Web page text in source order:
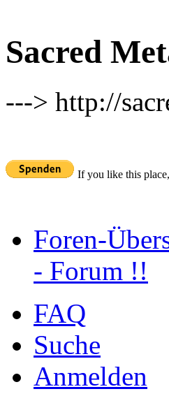
Sacred
---> http://
If you like this
Foren-
- Forum !!
FAQ
Suche
Anmelden